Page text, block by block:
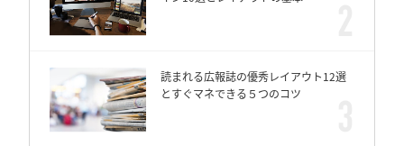
読まれる広報誌の優秀レイアウト12選
とすぐマネできる５つのコツ